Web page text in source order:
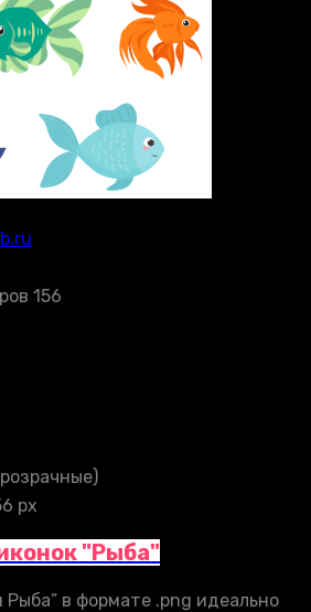
156
px
"Рыба"
Рыба” в формате .png идеально